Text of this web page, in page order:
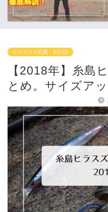
ヒラスズキ釣果・釣行記
【2018年】糸島
とめ。サイズア